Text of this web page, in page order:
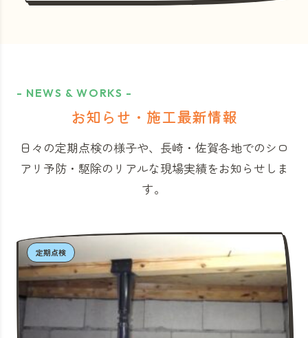
- NEWS & WORKS -
お知らせ・施工最新情報
日々の定期点検の様子や、長崎・佐賀各地でのシロ
アリ予防・駆除のリアルな現場実績をお知らせしま
す。
定期点検